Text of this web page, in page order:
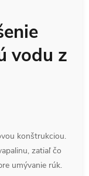
vodu z
konštrukciou.
zatiaľ čo
umývanie rúk.